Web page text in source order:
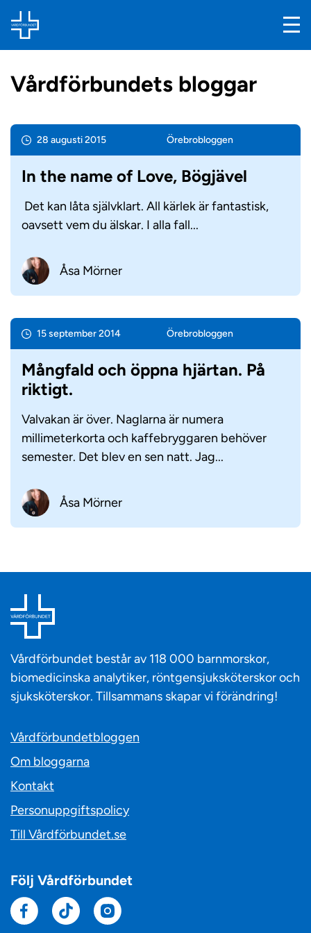
Vårdförbundets bloggar
28 augusti 2015 Örebro­bloggen
In the name of Love, Bögjävel
Det kan låta självklart. All kärlek är fantastisk,
oavsett vem du älskar. I alla fall...
Åsa Mörner
15 september 2014 Örebro­bloggen
Mångfald och öppna hjärtan. På
riktigt.
Valvakan är över. Naglarna är numera
millimeterkorta och kaffebryggaren behöver
semester. Det blev en sen natt. Jag...
Åsa Mörner
Vårdförbundet består av 118 000 barnmorskor,
biomedicinska analytiker, röntgensjuksköterskor och
sjuksköterskor. Tillsammans skapar vi förändring!
Vårdförbundetbloggen
Om bloggarna
Kontakt
Personuppgiftspolicy
Till Vårdförbundet.se
Följ Vårdförbundet